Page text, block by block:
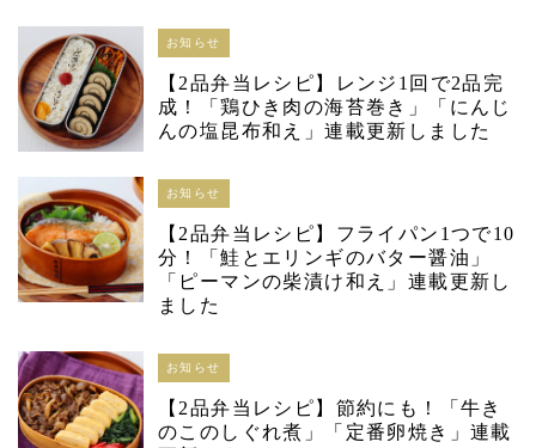
お知らせ
【2品弁当レシピ】レンジ1回で2品完
成！「鶏ひき肉の海苔巻き」「にんじ
んの塩昆布和え」連載更新しました
お知らせ
【2品弁当レシピ】フライパン1つで10
分！「鮭とエリンギのバター醤油」
「ピーマンの柴漬け和え」連載更新し
ました
お知らせ
【2品弁当レシピ】節約にも！「牛き
のこのしぐれ煮」「定番卵焼き」連載